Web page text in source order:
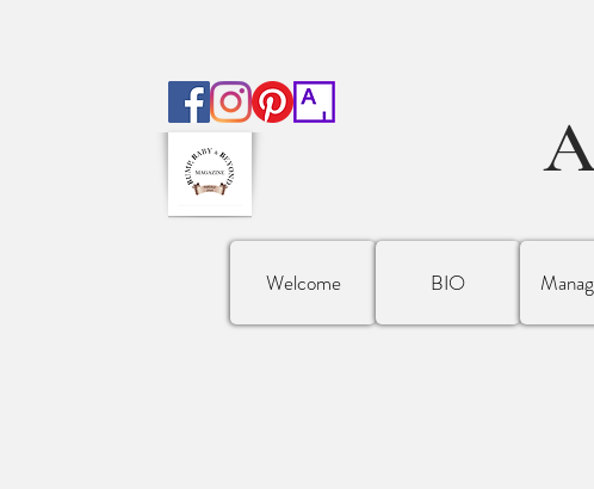
Welcome BIO